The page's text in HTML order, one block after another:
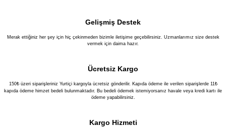
Gelişmiş Destek
Merak ettiğiniz her şey için hiç çekinmeden bizimle iletişime geçebilirsiniz. Uzmanlarımız size destek
vermek için daima hazır.
Ücretsiz Kargo
150₺ üzeri siparişleriniz Yurtiçi kargoyla ücretsiz gönderilir. Kapıda ödeme ile verilen siparişlerde 11₺
kapıda ödeme himzet bedeli bulunmaktadır. Bu bedeli ödemek istemiyorsanız havale veya kredi kartı ile
ödeme yapabilirsiniz.
Kargo Hizmeti